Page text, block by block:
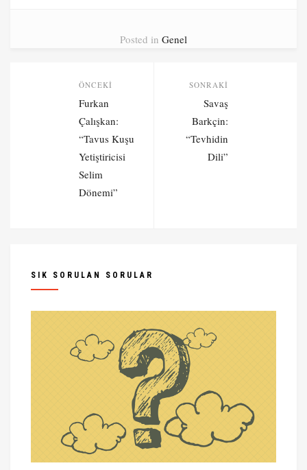
Posted in Genel
navigationÖNCEKI
Önceki
yazı:
Furkan
Çalışkan:
“Tavus Kuşu
Yetiştiricisi
Selim
Dönemi”
SONRAKI
Sonraki
yazı:
Savaş
Barkçin:
“Tevhidin
Dili”
SIK SORULAN SORULAR